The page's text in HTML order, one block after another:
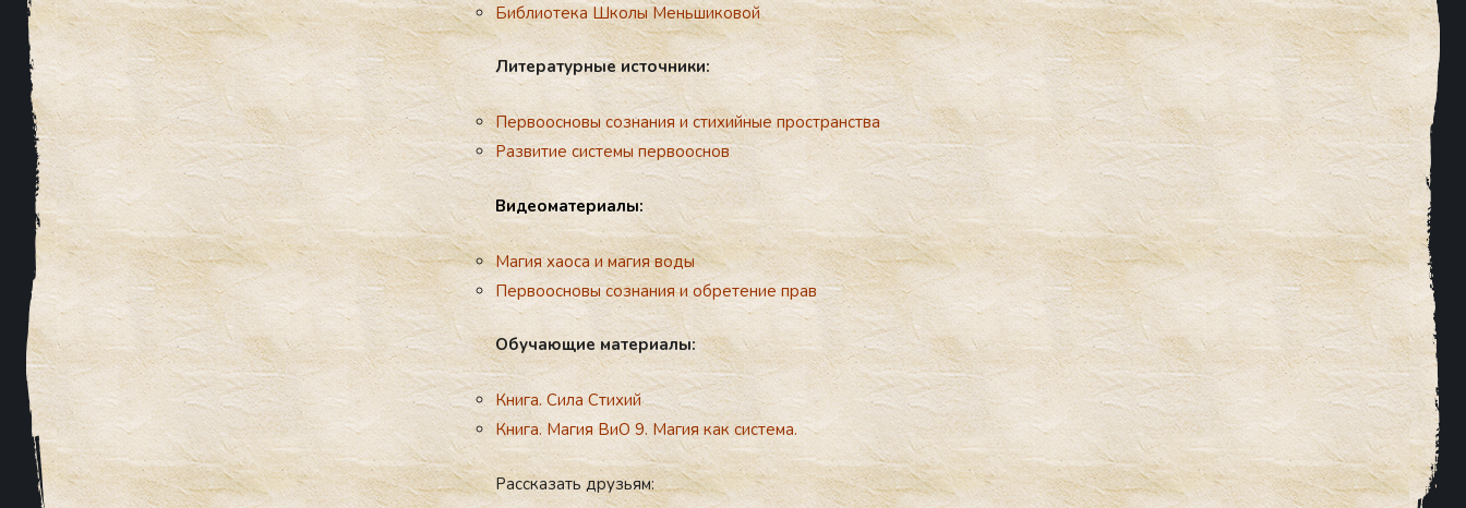
Библиотека Школы Меньшиковой
Ли­те­ра­тур­ные ис­точ­ни­ки:
Первоосновы сознания и стихийные пространства
Развитие системы первооснов
Ви­де­ома­те­ри­алы:
Магия хаоса и магия воды
Первоосновы сознания и обретение прав
Обу­ча­ющие ма­те­ри­алы:
Книга. Сила Стихий
Книга. Магия ВиО 9. Магия как система.
Рассказать друзьям: